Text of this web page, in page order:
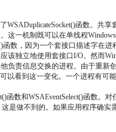
WSADuplicateSocket()函数。
这一机制既可以在单线程
数，因为一个套接口描述字在进
该独立地使用套接口I/O。然而
负责信息交换的进程。由于重
以看到这一变化。一个进程有
函数和WSAEventSelect()函数
是做不到的。如果应用程序确